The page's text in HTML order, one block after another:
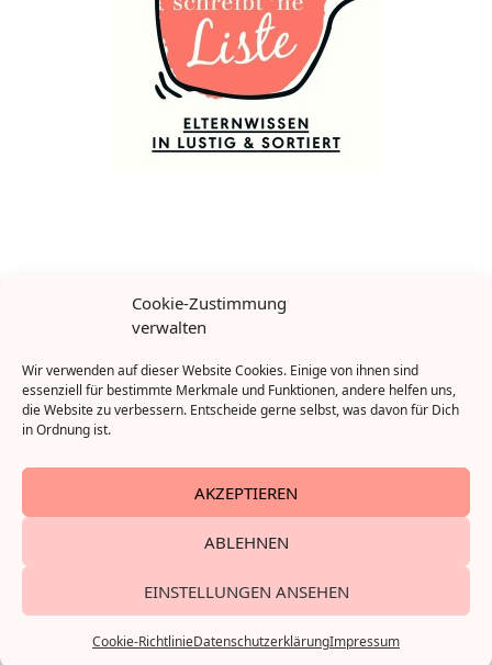
Cookie-Zustimmung
verwalten
Wir verwenden auf dieser Website Cookies. Einige von ihnen sind
essenziell für bestimmte Merkmale und Funktionen, andere helfen uns,
die Website zu verbessern. Entscheide gerne selbst, was davon für Dich
in Ordnung ist.
AKZEPTIEREN
ABLEHNEN
EINSTELLUNGEN ANSEHEN
Cookie-RichtlinieDatenschutzerklärungImpressum
Liste“, Rowohlt
Impressum
Datenschutzerklärung
Cookie-Richtlinie (EU)